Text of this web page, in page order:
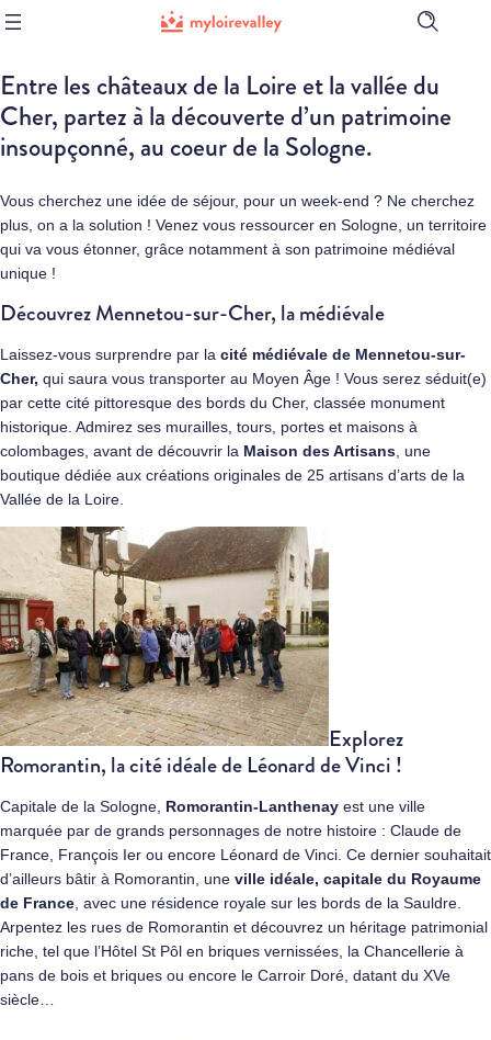
Ouvrir
de
Entre les châteaux de la Loire et la vallée du
Cher, partez à la découverte d’un patrimoine
insoupçonné, au coeur de la Sologne.
Vous cherchez une idée de séjour, pour un week-end ? Ne cherchez
plus, on a la solution ! Venez vous ressourcer en Sologne, un territoire
qui va vous étonner, grâce notamment à son patrimoine médiéval
unique !
Découvrez Mennetou-sur-Cher, la médiévale
Laissez-vous surprendre par la cité médiévale de Mennetou-sur-
Cher, qui saura vous transporter au Moyen Âge ! Vous serez séduit(e)
par cette cité pittoresque des bords du Cher, classée monument
historique. Admirez ses murailles, tours, portes et maisons à
colombages, avant de découvrir la Maison des Artisans , une
boutique dédiée aux créations originales de 25 artisans d’arts de la
Vallée de la Loire.
Explorez
Romorantin, la cité idéale de Léonard de Vinci !
Capitale de la Sologne, Romorantin-Lanthenay est une ville
marquée par de grands personnages de notre histoire : Claude de
France, François Ier ou encore Léonard de Vinci. Ce dernier souhaitait
d’ailleurs bâtir à Romorantin, une ville idéale, capitale du Royaume
de France , avec une résidence royale sur les bords de la Sauldre.
Arpentez les rues de Romorantin et découvrez un héritage patrimonial
riche, tel que l’Hôtel St Pôl en briques vernissées, la Chancellerie à
pans de bois et briques ou encore le Carroir Doré, datant du XVe
siècle…